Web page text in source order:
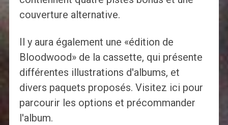
couverture alternative.
Il y aura également une «édition de
Bloodwood» de la cassette, qui présente
différentes illustrations d'albums, et
divers paquets proposés. Visitez ici pour
parcourir les options et précommander
l'album.